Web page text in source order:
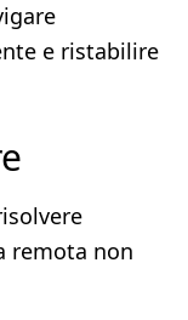
e ristabilire
remota non